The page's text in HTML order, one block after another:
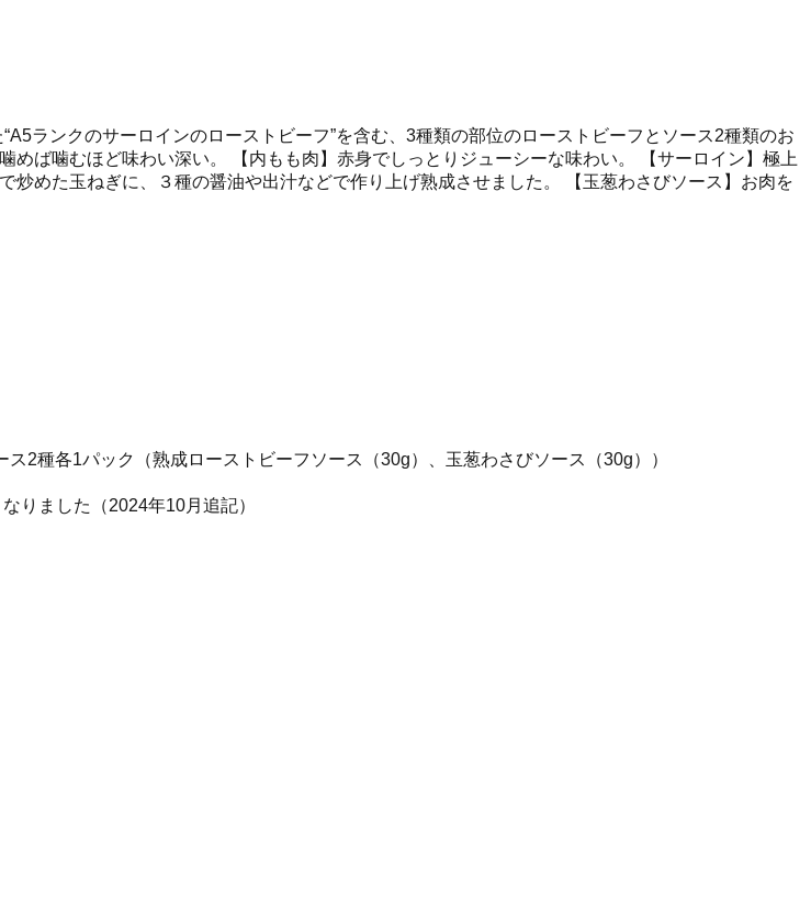
ランクのサーロインのローストビーフ”を含む、3種類の部位のローストビーフとソース2種類のお
ば噛むほど味わい深い。 【内もも肉】赤身でしっとりジューシーな味わい。 【サーロイン】極上
めた玉ねぎに、３種の醤油や出汁などで作り上げ熟成させました。 【玉葱わさびソース】お肉を
2種各1パック（熟成ローストビーフソース（30g）、玉葱わさびソース（30g））
りました（2024年10月追記）